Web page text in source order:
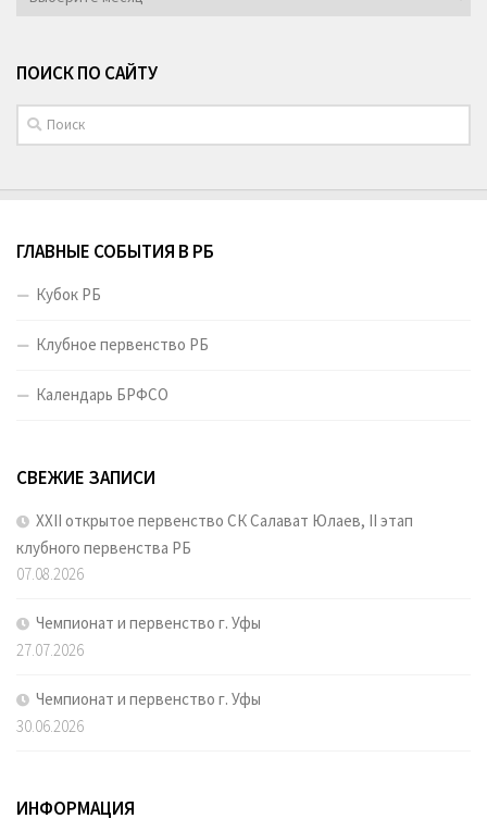
ПОИСК ПО САЙТУ
ГЛАВНЫЕ СОБЫТИЯ В РБ
Кубок РБ
Клубное первенство РБ
Календарь БРФСО
СВЕЖИЕ ЗАПИСИ
XXII открытое первенство СК Салават Юлаев, II этап
клубного первенства РБ
07.08.2026
Чемпионат и первенство г. Уфы
27.07.2026
Чемпионат и первенство г. Уфы
30.06.2026
ИНФОРМАЦИЯ